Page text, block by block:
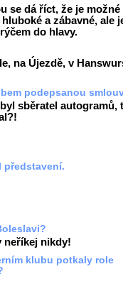
se dá říct, že je možné
a zábavné, ale
do hlavy.
na Újezdě, v
podepsanou
sběratel autogramů,
představení.
neříkej nikdy!
klubu potkaly role